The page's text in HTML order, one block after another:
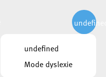
undefined
Mode dyslexie